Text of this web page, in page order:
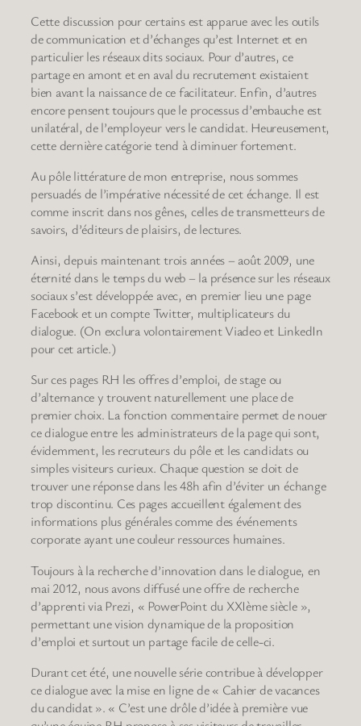
Cette discussion pour certains est apparue avec les outils
de communication et d’échanges qu’est Internet et en
particulier les réseaux dits sociaux. Pour d’autres, ce
partage en amont et en aval du recrutement existaient
bien avant la naissance de ce facilitateur. Enfin, d’autres
encore pensent toujours que le processus d’embauche est
unilatéral, de l’employeur vers le candidat. Heureusement,
cette dernière catégorie tend à diminuer fortement.
Au pôle littérature de mon entreprise, nous sommes
persuadés de l’impérative nécessité de cet échange. Il est
comme inscrit dans nos gênes, celles de transmetteurs de
savoirs, d’éditeurs de plaisirs, de lectures.
Ainsi, depuis maintenant trois années – août 2009, une
éternité dans le temps du web – la présence sur les réseaux
sociaux s’est développée avec, en premier lieu une page
Facebook et un compte Twitter, multiplicateurs du
dialogue. (On exclura volontairement Viadeo et LinkedIn
pour cet article.)
Sur ces pages RH les offres d’emploi, de stage ou
d’alternance y trouvent naturellement une place de
premier choix. La fonction commentaire permet de nouer
ce dialogue entre les administrateurs de la page qui sont,
évidemment, les recruteurs du pôle et les candidats ou
simples visiteurs curieux. Chaque question se doit de
trouver une réponse dans les 48h afin d’éviter un échange
trop discontinu. Ces pages accueillent également des
informations plus générales comme des événements
corporate ayant une couleur ressources humaines.
Toujours à la recherche d’innovation dans le dialogue, en
mai 2012, nous avons diffusé une offre de recherche
d’apprenti via Prezi, « PowerPoint du XXIème siècle »,
permettant une vision dynamique de la proposition
d’emploi et surtout un partage facile de celle-ci.
Durant cet été, une nouvelle série contribue à développer
ce dialogue avec la mise en ligne de « Cahier de vacances
du candidat ». « C’est une drôle d’idée à première vue